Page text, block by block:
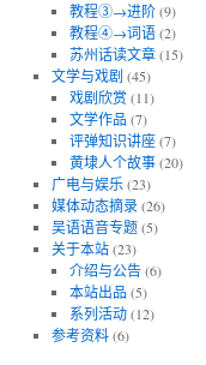
教程③→进阶(9)
教程④→词语(2)
苏州话读文章(15)
文学与戏剧 (45)
戏剧欣赏 (11)
文学作品 (7)
评弹知识讲座(7)
黄埭人个故事(20)
广电与娱乐 (23)
媒体动态摘录(26)
吴语语音专题(5)
关于本站(23)
介绍与公告(6)
本站出品 (5)
系列活动(12)
参考资料(6)